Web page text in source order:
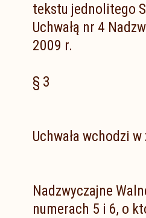
tekstu jednolitego
Uchwałą nr 4
2009 r.
§ 3
Uchwała wchodzi
Nadzwyczajne
numerach 5 i 6, o